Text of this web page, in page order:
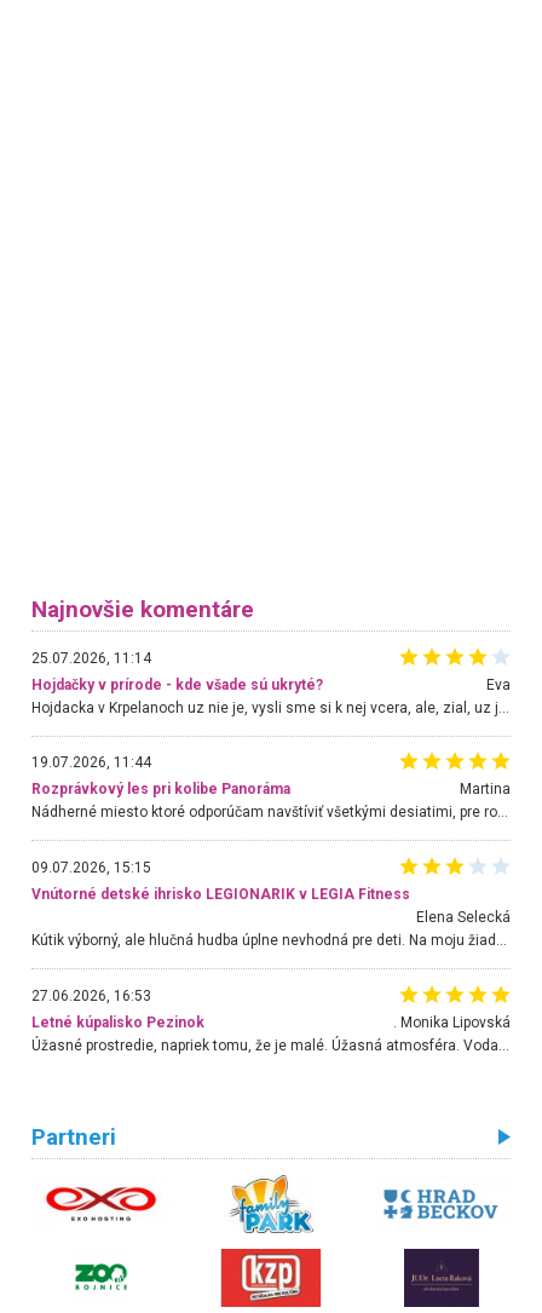
Najnovšie komentáre
25.07.2026, 11:14
Hojdačky v prírode - kde všade sú ukryté?
Eva
19.07.2026, 11:44
Rozprávkový les pri kolibe Panoráma
Martina
Nádherné miesto ktoré odporúčam navštíviť všetkými desiatimi, pre rodiny s deťmi, dôchodcom... Proste a jednoducho ozaj rozprávkový les.. určite ešte prídeme. Odniesli sme si na pamiatku krásne tričká,
09.07.2026, 15:15
Vnútorné detské ihrisko LEGIONARIK v LEGIA Fitness
Elena Selecká
Kútik výborný, ale hlučná hudba úplne nevhodná pre deti. Na moju žiadosť o aspoň sušenie nereagovali.
27.06.2026, 16:53
Letné kúpalisko Pezinok
. Monika Lipovská
Úžasné prostredie, napriek tomu, že je malé. Úžasná atmosféra. Voda fantastická a nádherná. Ľudí je pomerne veľa, ale su mili a ohľaduplní. Je veľmi zaujímavé sledovať, ako dokážu spolu športovať cudzí ľudia a bez ohľadu na vek. Vládne tu pohoda. Vnuka neviem dostať z vody. Ďakujem za krásny deň . Urcite sa sem vrátim. Jediný problém je s parkovaním, ale aj ten sa mi podarilo vyriešiť. Monika Bratislava
Partneri